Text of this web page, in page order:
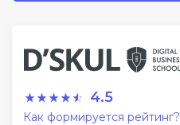
4.5
Как формируется рейтинг?
Дизайн
Аналитика